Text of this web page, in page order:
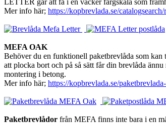
Mer info här; https://kopbrevlada.se/
MEFA OAK
Behöver du en funktionell paketbrevlåda som
att plocka bort och på så sätt får din brevlåda
montering i betong.
Mer info här; https://kopbrevlada.se/
Paketbrevlådor från MEFA finns inte bara i en